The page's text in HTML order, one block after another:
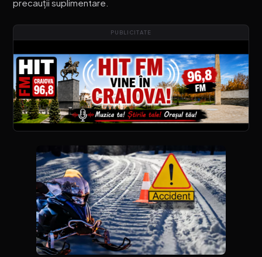
precauții suplimentare.
PUBLICITATE